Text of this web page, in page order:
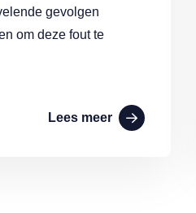
gevolgen
om deze fout te
Lees meer